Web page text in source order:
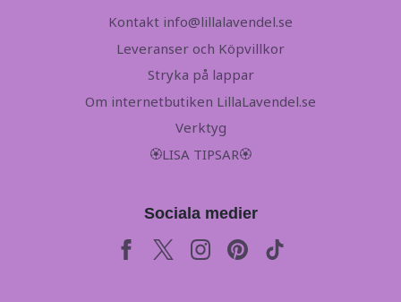
Kontakt info@lillalavendel.se
Leveranser och Köpvillkor
Stryka på lappar
Om internetbutiken LillaLavendel.se
Verktyg
🏵LISA TIPSAR🏵
Sociala medier